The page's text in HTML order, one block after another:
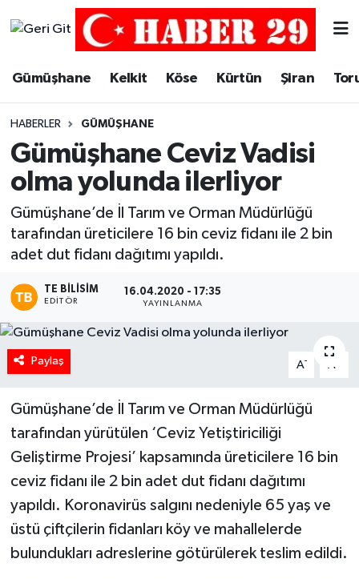
Gümüşhane Kelkit Köse Kürtün Şiran
HABERLER GÜMÜŞHANE
Gümüşhane Ceviz Vadisi
olma yolunda ilerliyor
Gümüşhane’de İl Tarım ve Orman Müdürlüğü
tarafından üreticilere 16 bin ceviz fidanı ile 2 bin
adet dut fidanı dağıtımı yapıldı.
TE BILISIM
EDITÖR
16.04.2020 - 17:35
YAYINLANMA
Paylaş A- A
Gümüşhane’de İl Tarım ve Orman Müdürlüğü
tarafından yürütülen ‘Ceviz Yetiştiriciliği
Geliştirme Projesi’ kapsamında üreticilere 16 bin
ceviz fidanı ile 2 bin adet dut fidanı dağıtımı
yapıldı. Koronavirüs salgını nedeniyle 65 yaş ve
üstü çiftçilerin fidanları köy ve mahallelerde
bulundukları adreslerine götürülerek teslim edildi.
Merkez Trafik Yoğunluk Haritası
Süper Lig Puan Durumu ve Fikstür
Tüm Manşetler
Son Dakika Haberleri